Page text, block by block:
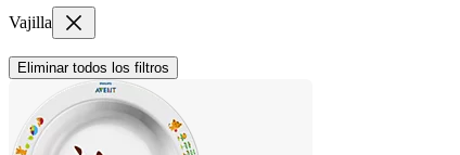
Vajilla
Eliminar todos los filtros